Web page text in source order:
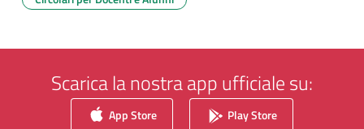
Scarica la nostra app ufficiale su:
App Store Play Store